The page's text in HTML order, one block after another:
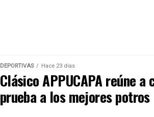
DEPORTIVAS Hace 23 días
Clásico APPUCAPA reúne
prueba a los mejores potros